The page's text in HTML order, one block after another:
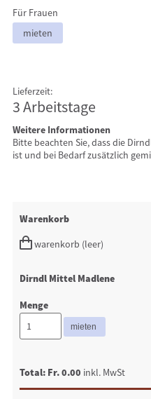
Für Frauen
mieten
Lieferzeit:
3 Arbeitstage
Weitere Informationen
Bitte beachten Sie, dass die
ist und bei Bedarf zusätzlich
Warenkorb
warenkorb (leer)
Dirndl Mittel Madlene
Menge
Total: Fr. 0.00 inkl. MwSt